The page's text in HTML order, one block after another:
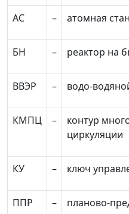
АС – атомная
БН – реактор на
ВВЭР – водо-
КМПЦ –
контур
циркуляции
КУ – ключ
ППР – планово-